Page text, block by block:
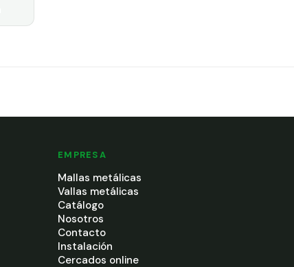
EMPRESA
Mallas metálicas
Vallas metálicas
Catálogo
Nosotros
Contacto
Instalación
Cercados online